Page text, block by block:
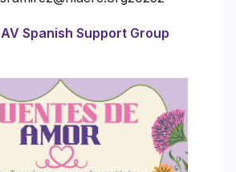
Spanish Support Group